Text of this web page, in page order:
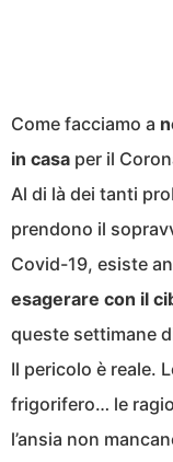
Come facciamo a
in casa per il
Al di là dei tanti
prendono il
Covid-19, esiste
esagerare con il
queste settimane
Il pericolo è reale.
frigorifero… le
l’ansia non